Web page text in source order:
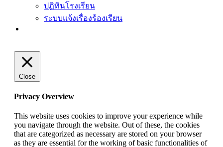
ปฎิทินโรงเรียน
ระบบแจ้งเรื่องร้องเรียน
Close
Privacy Overview
This website uses cookies to improve your experience while
you navigate through the website. Out of these, the cookies
that are categorized as necessary are stored on your browser
as they are essential for the working of basic functionalities of